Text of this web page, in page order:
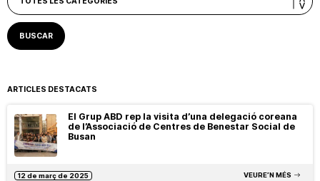
ARTICLES DESTACATS
El Grup ABD rep la visita d’una delegació coreana
de l’Associació de Centres de Benestar Social de
Busan
12 de març de 2025 VEURE’N MÉS